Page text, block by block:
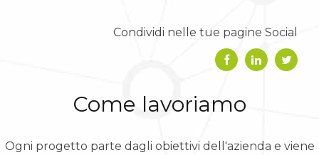
Condividi nelle tue pagine Social
Come lavoriamo
Ogni progetto parte dagli obiettivi dell'azienda e viene